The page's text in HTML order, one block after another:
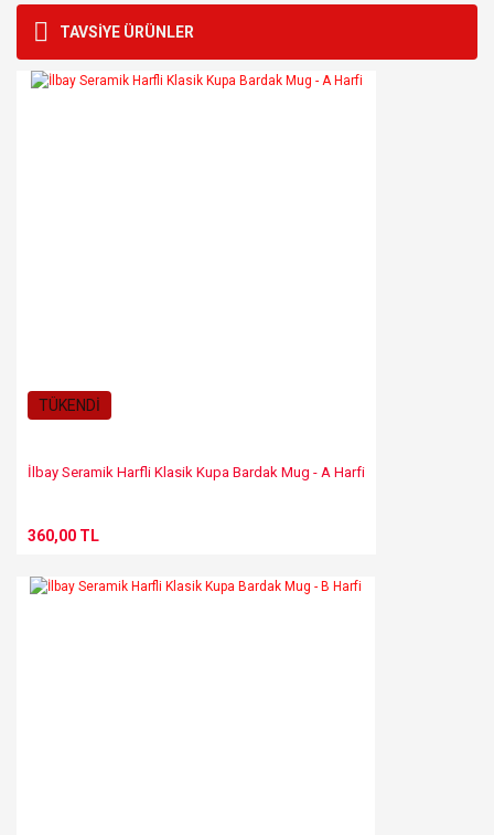
Bu ürüne ilk yorumu siz yapın!
kullanarak tarafımıza iletebilirsiniz.
Görüş ve önerileriniz için teşekkür ederiz.
TAVSİYE ÜRÜNLER
TÜKENDİ
İlbay Seramik Harfli Klasik Kupa Bardak Mug - A Harfi
360,00 TL